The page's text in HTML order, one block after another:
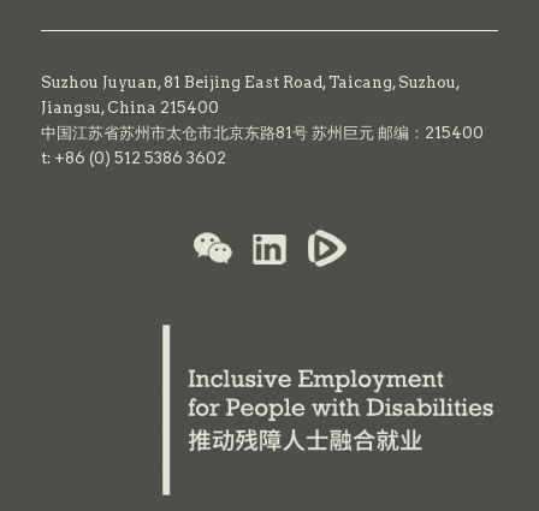
Suzhou Juyuan, 81 Beijing East Road,Taicang,Suzhou,
Jiangsu, China 215400
中国江苏省苏州市太仓市北京东路81号 苏州巨元 邮编：215400
t: +86 (0) 512 5386 3602